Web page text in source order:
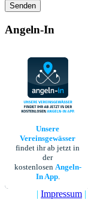
Senden
Angeln-In
Unsere
Vereinsgewässer
findet ihr ab jetzt in
der
kostenlosen Angeln-
In App.
| Impressum |